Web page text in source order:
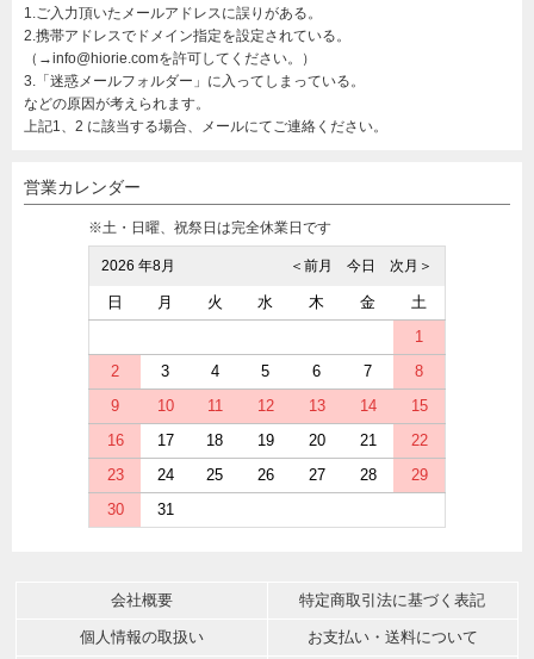
1.ご入力頂いたメールアドレスに誤りがある。
2.携帯アドレスでドメイン指定を設定されている。
（→info@hiorie.comを許可してください。）
3.「迷惑メールフォルダー」に入ってしまっている。
などの原因が考えられます。
上記1、2 に該当する場合、メールにてご連絡ください。
営業カレンダー
※土・日曜、祝祭日は完全休業日です
2026 年8月 次月＞
今日
＜前月
日 月 火 水 木 金
土
1
2
3 4 5 6 7
8
9
10 11 12 13 14
15
16
17 18 19 20 21
22
23
24 25 26 27 28
29
30
31
会社概要 特定商取引法に基づく表記
個人情報の取扱い お支払い・送料について